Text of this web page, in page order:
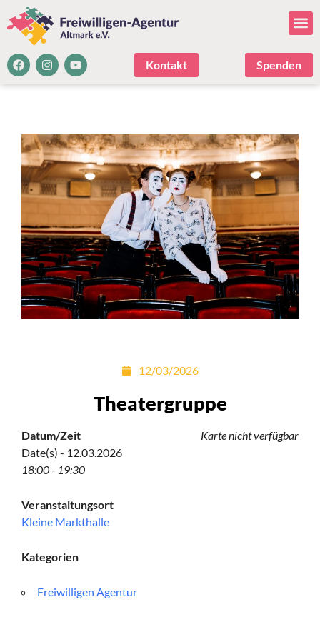
Kontakt Spenden
12/03/2026
Theatergruppe
Karte nicht verfügbar
Datum/Zeit
Date(s) - 12.03.2026
18:00 - 19:30
Veranstaltungsort
Kleine Markthalle
Kategorien
Freiwilligen Agentur